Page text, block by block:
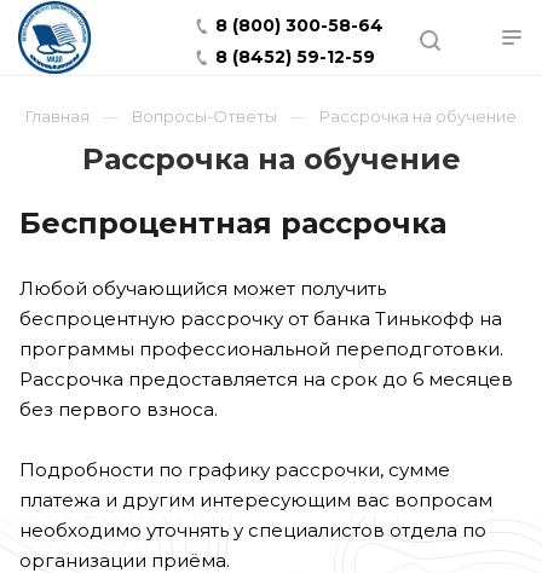
8 (800) 300-58-64
8 (8452) 59-12-59
Главная Вопросы-Ответы Рассрочка на обучение
Рассрочка на обучение
Беспроцентная рассрочка
Любой обучающийся может получить
беспроцентную рассрочку от банка Тинькофф на
программы профессиональной переподготовки.
Рассрочка предоставляется на срок до 6 месяцев
без первого взноса.
Подробности по графику рассрочки, сумме
платежа и другим интересующим вас вопросам
необходимо уточнять у специалистов отдела по
организации приёма.⁠